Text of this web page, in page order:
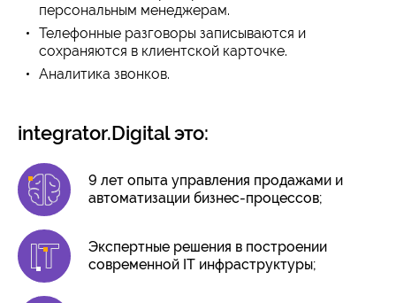
персональным менеджерам.
Телефонные разговоры записываются и
сохраняются в клиентской карточке.
Аналитика звонков.
integrator.Digital это:
9 лет опыта управления продажами и
автоматизации бизнес-процессов;
Экспертные решения в построении
современной IT инфраструктуры;